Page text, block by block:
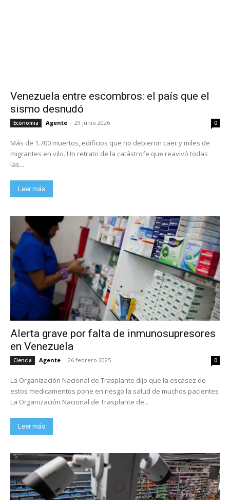
Venezuela entre escombros: el país que el
sismo desnudó
Economia Agente - 29 junio 2026 0
Más de 1.700 muertos, edificios que no debieron caer y miles de
migrantes en vilo. Un retrato de la catástrofe que reavivó todas
las...
Leer más
Alerta grave por falta de inmunosupresores
en Venezuela
Ciencia Agente - 26 febrero 2025 0
La Organización Nacional de Trasplante dijo que la escasez de
estos medicamentos pone en riesgo la salud de muchos pacientes
La Organización Nacional de Trasplante de...
Leer más